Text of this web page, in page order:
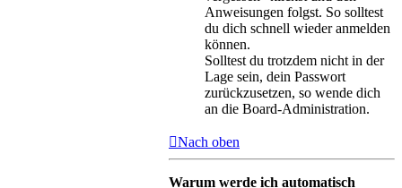
Anweisungen folgst. So solltest
du dich schnell wieder anmelden
können.
Solltest du trotzdem nicht in der
Lage sein, dein Passwort
zurückzusetzen, so wende dich
an die Board-Administration.
Nach oben
Warum werde ich automatisch